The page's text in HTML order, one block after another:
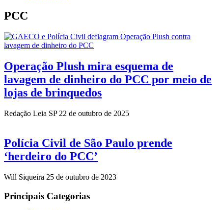
PCC
Operação Plush mira esquema de
lavagem de dinheiro do PCC por meio de
lojas de brinquedos
Redação Leia SP 22 de outubro de 2025
Polícia Civil de São Paulo prende
‘herdeiro do PCC’
Will Siqueira 25 de outubro de 2023
Principais Categorias